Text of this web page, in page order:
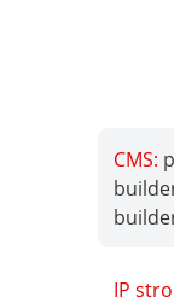
CMS:
IP